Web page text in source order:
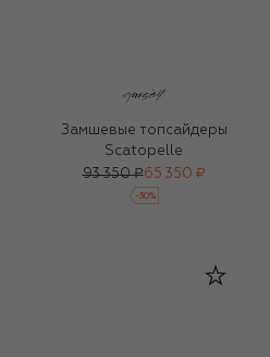
Замшевые топсайдеры
Scatopelle
93 350 ₽65 350 ₽
-30%